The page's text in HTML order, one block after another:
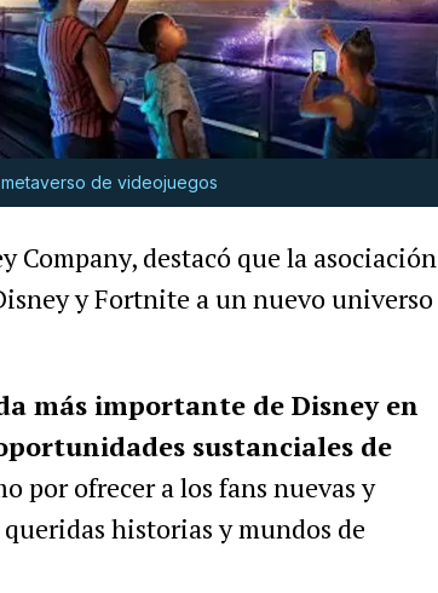
de videojuegos
Company, destacó que la asociación
y Fortnite a un nuevo universo
más importante de Disney en
sustanciales de
por ofrecer a los fans nuevas y
historias y mundos de